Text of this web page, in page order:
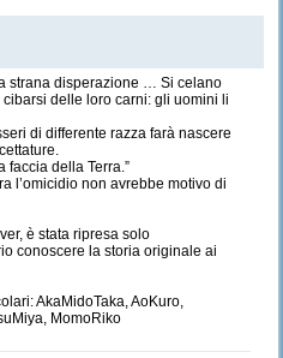
strana disperazione … Si celano
delle loro carni: gli uomini li
di differente razza farà nascere
faccia della Terra.”
l’omicidio non avrebbe motivo di
è stata ripresa solo
conoscere la storia originale ai
AkaMidoTaka, AoKuro,
MomoRiko